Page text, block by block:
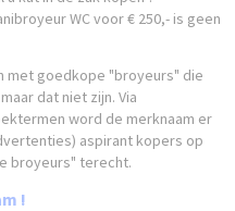
WC voor € 250,- is geen
met goedkope "broyeurs" die
dat niet zijn. Via
word de merknaam er
aspirant kopers op
broyeurs" terecht.
!